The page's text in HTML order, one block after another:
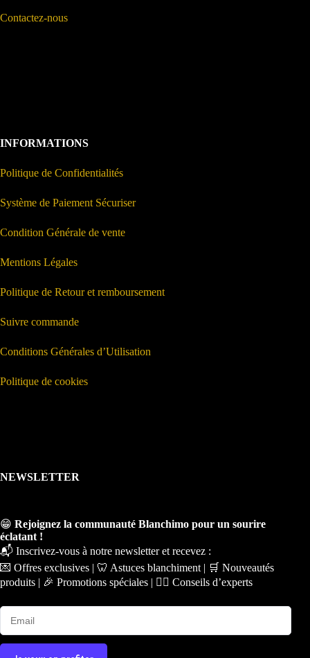
Contactez-nous
INFORMATIONS
Politique de Confidentialités
Système de Paiement Sécuriser
Condition Générale de vente
Mentions Légales
Politique de Retour et remboursement
Suivre commande
Conditions Générales d’Utilisation
Politique de cookies
NEWSLETTER
😁 Rejoignez la communauté Blanchimo pour un sourire
éclatant !
📬 Inscrivez-vous à notre newsletter et recevez :
💌 Offres exclusives | 🦷 Astuces blanchiment | 🛒 Nouveautés
produits | 🎉 Promotions spéciales | 🧑‍⚕️ Conseils d’experts